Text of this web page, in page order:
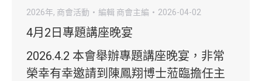
2026年, 商會活動 編輯 商會主編 2026-04-02
4月2日專題講座晚宴
2026.4.2 本會舉辦專題講座晚宴，非常
榮幸有幸邀請到陳鳳翔博士蒞臨擔任主